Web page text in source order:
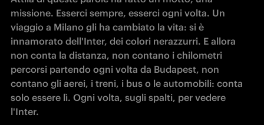
missione. Esserci sempre, esserci ogni volta. Un
viaggio a Milano gli ha cambiato la vita: si è
innamorato dell'Inter, dei colori nerazzurri. E allora
non conta la distanza, non contano i chilometri
percorsi partendo ogni volta da Budapest, non
contano gli aerei, i treni, i bus o le automobili: conta
solo essere lì. Ogni volta, sugli spalti, per vedere
l'Inter.